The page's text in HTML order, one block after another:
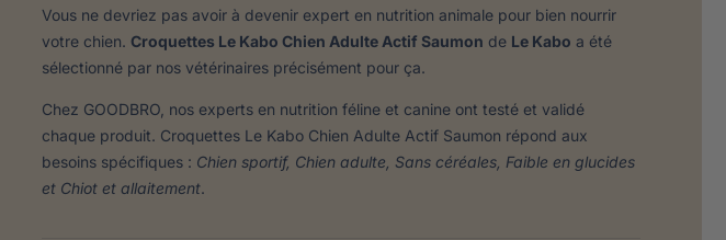
Vous ne devriez pas avoir à devenir expert en nutrition animale pour bien nourrir
votre chien. Croquettes Le Kabo Chien Adulte Actif Saumon de Le Kabo a été
sélectionné par nos vétérinaires précisément pour ça.
Chez GOODBRO, nos experts en nutrition féline et canine ont testé et validé
chaque produit. Croquettes Le Kabo Chien Adulte Actif Saumon répond aux
besoins spécifiques : Chien sportif, Chien adulte, Sans céréales, Faible en glucides
et Chiot et allaitement.